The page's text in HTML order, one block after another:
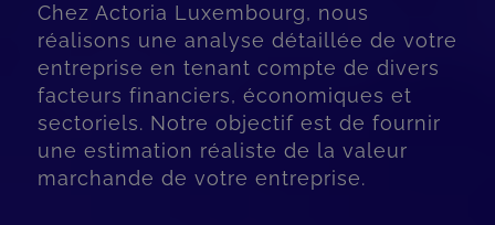
Chez Actoria Luxembourg, nous
réalisons une analyse détaillée de votre
entreprise en tenant compte de divers
facteurs financiers, économiques et
sectoriels. Notre objectif est de fournir
une estimation réaliste de la valeur
marchande de votre entreprise.